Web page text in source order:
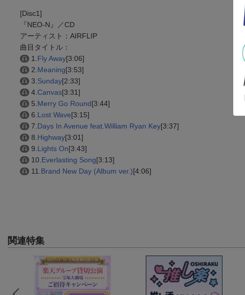
[Disc1]
『NEO-N』／CD
アーティスト：AIRFLIP
曲目タイトル：
1. Fly Away[3:06]
2. Meaning[3:53]
3. Sunday[2:33]
4. Canvas[3:31]
5. Merry Go Round[3:44]
6. Lost Wave[3:15]
7. Days In Avenue feat.William Ryan Key[3:37]
8. Highway[3:01]
9. Lights On[3:43]
10. Everlasting Song[3:13]
11. Brand New Day (Album ver.)[4:06]
関連特集